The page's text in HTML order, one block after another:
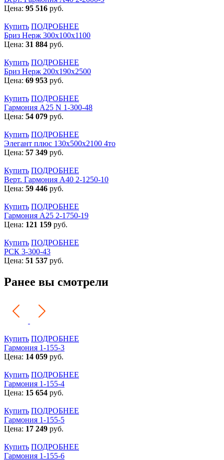
Цена: 95 516 руб.
Купить ПОДРОБНЕЕ
Бриз Нерж 300х100х1100
Цена: 31 884 руб.
Купить ПОДРОБНЕЕ
Бриз Нерж 200х190х2500
Цена: 69 953 руб.
Купить ПОДРОБНЕЕ
Гармония А25 N 1-300-48
Цена: 54 079 руб.
Купить ПОДРОБНЕЕ
Элегант плюс 130x500x2100 4то
Цена: 57 349 руб.
Купить ПОДРОБНЕЕ
Верт. Гармония А40 2-1250-10
Цена: 59 446 руб.
Купить ПОДРОБНЕЕ
Гармония А25 2-1750-19
Цена: 121 159 руб.
Купить ПОДРОБНЕЕ
РСК 3-300-43
Цена: 51 537 руб.
Ранее вы смотрели
Купить ПОДРОБНЕЕ
Гармония 1-155-3
Цена: 14 059 руб.
Купить ПОДРОБНЕЕ
Гармония 1-155-4
Цена: 15 654 руб.
Купить ПОДРОБНЕЕ
Гармония 1-155-5
Цена: 17 249 руб.
Купить ПОДРОБНЕЕ
Гармония 1-155-6